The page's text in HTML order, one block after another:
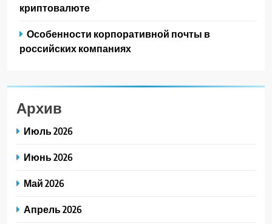
криптовалюте
Особенности корпоративной почты в
российских компаниях
Архив
Июль 2026
Июнь 2026
Май 2026
Апрель 2026